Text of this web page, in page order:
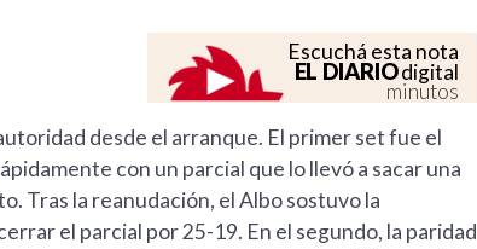
Escuchá esta nota
EL DIARIOdigital
minutos
desde el arranque. El primer set fue el
con un parcial que lo llevó a sacar una
Tras la reanudación, el Albo sostuvo la
el parcial por 25-19. En el segundo, la paridad